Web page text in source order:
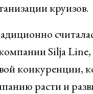
круизов.
Silja Line,
конкуренции,
расти и